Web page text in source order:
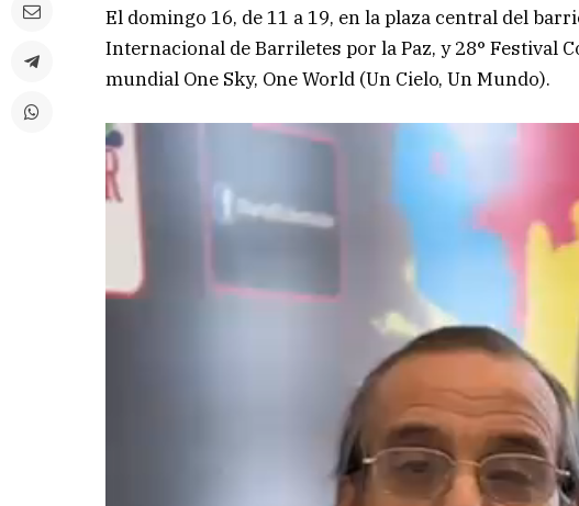
El domingo 16, de 11 a 19, en la plaza central del
Internacional de Barriletes por la Paz, y 28° Festival
mundial One Sky, One World (Un Cielo, Un Mundo).